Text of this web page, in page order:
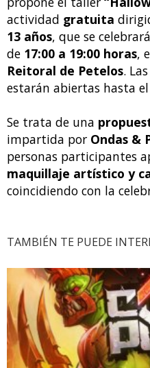
actividad gratuita
13 años, que se
de 17:00 a 19:00 horas,
Reitoral de Petelos.
estarán abiertas hasta el
Se trata de una
impartida por Ondas &
personas participantes
maquillaje artístico y
coincidiendo con la
TAMBIÉN TE PUEDE